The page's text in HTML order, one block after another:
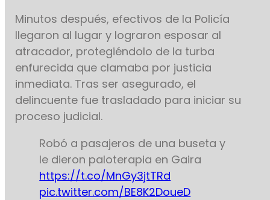
Minutos después, efectivos de la Policía
llegaron al lugar y lograron esposar al
atracador, protegiéndolo de la turba
enfurecida que clamaba por justicia
inmediata. Tras ser asegurado, el
delincuente fue trasladado para iniciar su
proceso judicial.
Robó a pasajeros de una buseta y
le dieron paloterapia en Gaira
https://t.co/MnGy3jtTRd
pic.twitter.com/BE8K2DoueD